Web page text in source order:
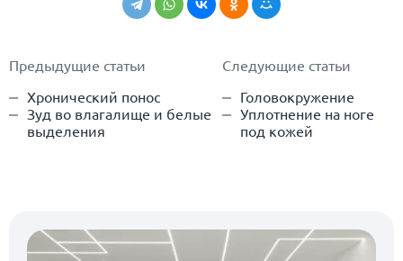
Предыдущие статьи
Хронический понос
Зуд во влагалище и белые
выделения
Следующие статьи
Головокружение
Уплотнение на ноге
под кожей